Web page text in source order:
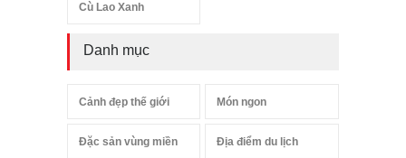
Cù Lao Xanh
Danh mục
Cảnh đẹp thế giới Món ngon
Đặc sản vùng miền Địa điểm du lịch